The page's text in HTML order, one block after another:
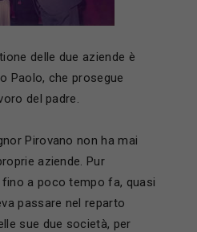
delle due aziende è
Paolo, che prosegue
del padre.
Pirovano non ha mai
aziende. Pur
a poco tempo fa, quasi
passare nel reparto
sue due società, per